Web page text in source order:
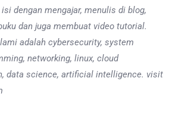
dengan mengajar, menulis di blog,
dan juga membuat video tutorial.
adalah cybersecurity, system
networking, linux, cloud
data science, artificial intelligence. visit